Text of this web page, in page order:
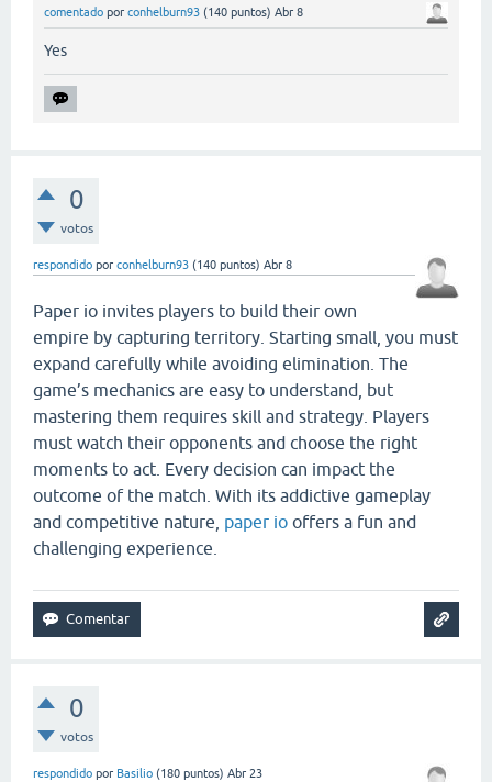
comentado por conhelburn93 (140 puntos) Abr 8
Yes
0
votos
respondido por conhelburn93 (140 puntos) Abr 8
Paper io invites players to build their own
empire by capturing territory. Starting small, you must
expand carefully while avoiding elimination. The
game’s mechanics are easy to understand, but
mastering them requires skill and strategy. Players
must watch their opponents and choose the right
moments to act. Every decision can impact the
outcome of the match. With its addictive gameplay
and competitive nature, paper io offers a fun and
challenging experience.
0
votos
respondido por Basilio (180 puntos) Abr 23